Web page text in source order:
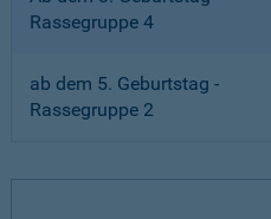
Rassegruppe 4
ab dem 5. Geburtstag -
Rassegruppe 2